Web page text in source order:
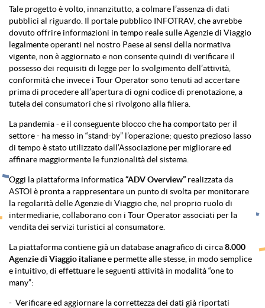
Tale progetto è volto, innanzitutto, a colmare l’assenza di dati
pubblici al riguardo. Il portale pubblico INFOTRAV, che avrebbe
dovuto offrire informazioni in tempo reale sulle Agenzie di Viaggio
legalmente operanti nel nostro Paese ai sensi della normativa
vigente, non è aggiornato e non consente quindi di verificare il
possesso dei requisiti di legge per lo svolgimento dell’attività,
conformità che invece i Tour Operator sono tenuti ad accertare
prima di procedere all’apertura di ogni codice di prenotazione, a
tutela dei consumatori che si rivolgono alla filiera.
La pandemia - e il conseguente blocco che ha comportato per il
settore - ha messo in “stand-by” l’operazione; questo prezioso lasso
di tempo è stato utilizzato dall’Associazione per migliorare ed
affinare maggiormente le funzionalità del sistema.
Oggi la piattaforma informatica“ADV Overview” realizzata da
ASTOI è pronta a rappresentare un punto di svolta per monitorare
la regolarità delle Agenzie di Viaggio che, nel proprio ruolo di
intermediarie, collaborano con i Tour Operator associati per la
vendita dei servizi turistici al consumatore.
La piattaforma contiene già un database anagrafico di circa8.000
Agenzie di Viaggio italianee permette alle stesse, in modo semplice
e intuitivo, di effettuare le seguenti attività in modalità “one to
many”:
- Verificare ed aggiornare la correttezza dei dati già riportati